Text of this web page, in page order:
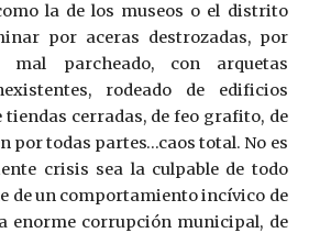
la de los museos o el distrito
por aceras destrozadas, por
mal parcheado, con arquetas
rodeado de edificios
tiendas cerradas, de feo grafito, de
por todas partes…caos total. No es
crisis sea la culpable de todo
de un comportamiento incívico de
enorme corrupción municipal, de